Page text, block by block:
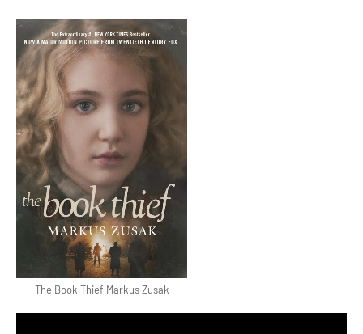
The Book Thief Markus Zusak